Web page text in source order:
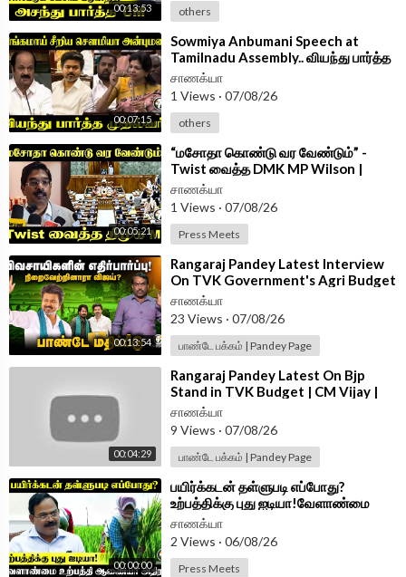
00:13:53 others
00:07:15
⁣Sowmiya Anbumani Speech at
Tamilnadu Assembly.. வியந்து பார்த்த
CM Vijay | PMK | TVK
சாணக்யா
1 Views · 07/08/26
others
00:05:21
⁣“மசோதா கொண்டு வர வேண்டும்” -
Twist வைத்த DMK MP Wilson |
Press Meet | Delhi
சாணக்யா
1 Views · 07/08/26
Press Meets
00:13:54
⁣Rangaraj Pandey Latest Interview
On TVK Government's Agri Budget
| CM Vijay | EPS | Udhayanidhi |DMK
சாணக்யா
23 Views · 07/08/26
பாண்டே பக்கம் | Pandey Page
00:04:29
⁣Rangaraj Pandey Latest On Bjp
Stand in TVK Budget | CM Vijay |
Nainar Nagenthran | Vinoth |
Wilson
சாணக்யா
9 Views · 07/08/26
பாண்டே பக்கம் | Pandey Page
00:00:00
⁣பயிர்க்கடன் தள்ளுபடி எப்போது?
உற்பத்திக்கு புது ஐடியா!வேளாண்மை
உற்பத்தி ஆணையர் அதிரடி | TVK Govt
சாணக்யா
2 Views · 06/08/26
Press Meets